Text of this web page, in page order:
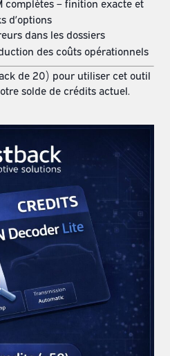
d’options
dans les dossiers
des coûts opérationnels
de 20) pour utiliser cet outil
solde de crédits actuel.